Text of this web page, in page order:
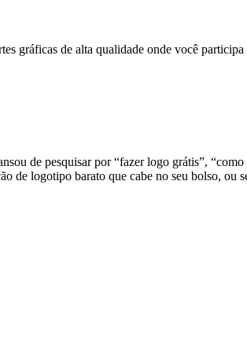
gráficas de alta qualidade onde você
de pesquisar por “fazer logo grátis”,
de logotipo barato que cabe no seu bolso, ou